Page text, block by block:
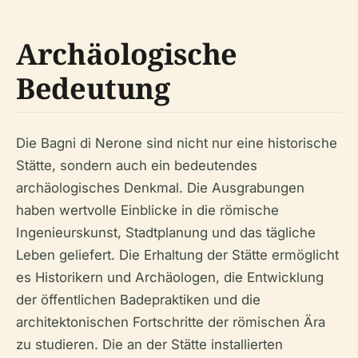
Archäologische
Bedeutung
Die Bagni di Nerone sind nicht nur eine historische
Stätte, sondern auch ein bedeutendes
archäologisches Denkmal. Die Ausgrabungen
haben wertvolle Einblicke in die römische
Ingenieurskunst, Stadtplanung und das tägliche
Leben geliefert. Die Erhaltung der Stätte ermöglicht
es Historikern und Archäologen, die Entwicklung
der öffentlichen Badepraktiken und die
architektonischen Fortschritte der römischen Ära
zu studieren. Die an der Stätte installierten